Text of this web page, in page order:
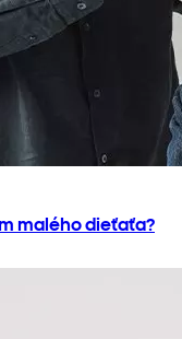
malého dieťaťa?